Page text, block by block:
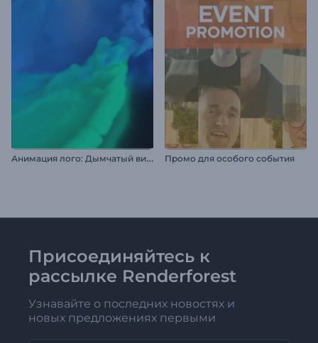
А
нимация лого: Дымчатый вихрь Промо для особого события
Присоединяйтесь к
рассылке Renderforest
Узнавайте о последних новостях и
новых предложениях первыми